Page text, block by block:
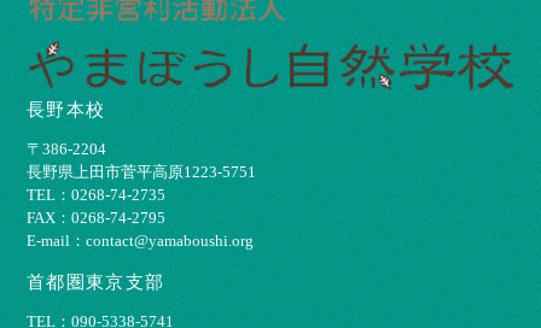
長野本校
〒386-2204
⻑野県上⽥市菅平⾼原1223-5751
TEL：0268-74-2735
FAX：0268-74-2795
E-mail：contact@yamaboushi.org
首都圏東京支部
TEL：090-5338-5741